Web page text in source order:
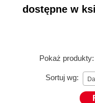
dostępne w
Pokaż produkty:
Sortuj wg: